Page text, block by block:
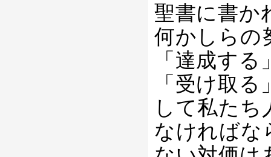
聖書に書か
何かしらの
「達成す
「受け取
して私たち
なければな